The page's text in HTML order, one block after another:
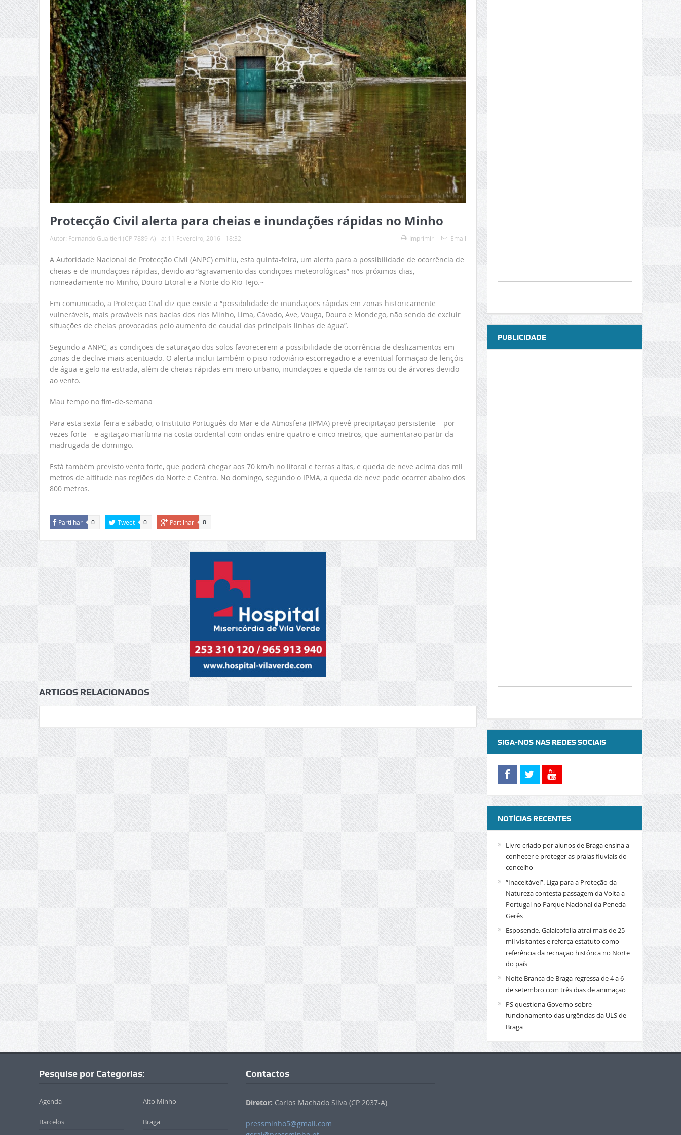
Protecção Civil alerta para cheias e inundações rápidas no Minho
Autor: Fernando Gualtieri (CP 7889-A) a: 11 Fevereiro, 2016 - 18:32 Imprimir Email
A Autoridade Nacional de Protecção Civil (ANPC) emitiu, esta quinta-feira, um alerta para a possibilidade de ocorrência de
cheias e de inundações rápidas, devido ao “agravamento das condições meteorológicas” nos próximos dias,
nomeadamente no Minho, Douro Litoral e a Norte do Rio Tejo.~
Em comunicado, a Protecção Civil diz que existe a “possibilidade de inundações rápidas em zonas historicamente
vulneráveis, mais prováveis nas bacias dos rios Minho, Lima, Cávado, Ave, Vouga, Douro e Mondego, não sendo de excluir
situações de cheias provocadas pelo aumento de caudal das principais linhas de água”.
Segundo a ANPC, as condições de saturação dos solos favorecerem a possibilidade de ocorrência de deslizamentos em
zonas de declive mais acentuado. O alerta inclui também o piso rodoviário escorregadio e a eventual formação de lençóis
de água e gelo na estrada, além de cheias rápidas em meio urbano, inundações e queda de ramos ou de árvores devido
ao vento.
Mau tempo no fim-de-semana
Para esta sexta-feira e sábado, o Instituto Português do Mar e da Atmosfera (IPMA) prevê precipitação persistente – por
vezes forte – e agitação marítima na costa ocidental com ondas entre quatro e cinco metros, que aumentarão partir da
madrugada de domingo.
Está também previsto vento forte, que poderá chegar aos 70 km/h no litoral e terras altas, e queda de neve acima dos mil
metros de altitude nas regiões do Norte e Centro. No domingo, segundo o IPMA, a queda de neve pode ocorrer abaixo dos
800 metros.
Partilhar 0 Tweet 0 Partilhar 0
ARTIGOS RELACIONADOS
PUBLICIDADE
SIGA-NOS NAS REDES SOCIAIS
NOTÍCIAS RECENTES
Livro criado por alunos de Braga ensina a
conhecer e proteger as praias fluviais do
concelho
“Inaceitável”. Liga para a Proteção da
Natureza contesta passagem da Volta a
Portugal no Parque Nacional da Peneda-
Gerês
Esposende. Galaicofolia atrai mais de 25
mil visitantes e reforça estatuto como
referência da recriação histórica no Norte
do país
Noite Branca de Braga regressa de 4 a 6
de setembro com três dias de animação
PS questiona Governo sobre
funcionamento das urgências da ULS de
Braga
Pesquise por Categorias:
Agenda Alto Minho
Barcelos Braga
Contactos
Diretor: Carlos Machado Silva (CP 2037-A)
pressminho5@gmail.com